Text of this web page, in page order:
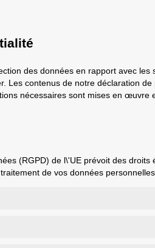
des données en rapport avec
Les contenus de notre déclaration
nécessaires sont mises en
(RGPD) de l\'UE prévoit des
de vos données